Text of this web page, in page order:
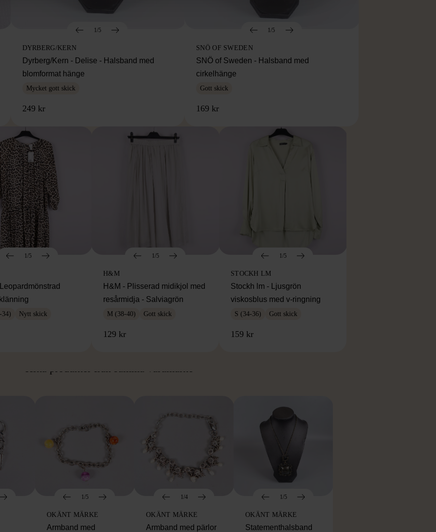
1/5
DYRBERG/KERN
Dyrberg/Kern - Delise - Halsband med
blomformat hänge
Mycket gott skick
249 kr
1/5
SNÖ OF SWEDEN
SNÖ of Sweden - Halsband med
cirkelhänge
Gott skick
169 kr
1/5
34) Nytt skick
1/5
H&M
H&M - Plisserad midikjol med
resårmidja - Salviagrön
M (38-40) Gott skick
129 kr
1/5
STOCKH LM
Stockh lm - Ljusgrön
viskosblus med v-ringning
S (34-36) Gott skick
159 kr
Hitta produkter från samma varumärke
1/5
OKÄNT MÄRKE
Armband med
1/4
OKÄNT MÄRKE
Armband med pärlor
1/5
OKÄNT MÄRKE
Statementhalsband